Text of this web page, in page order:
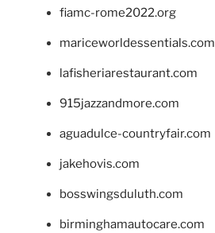
fiamc-rome2022.org
mariceworldessentials.com
lafisheriarestaurant.com
915jazzandmore.com
aguadulce-countryfair.com
jakehovis.com
bosswingsduluth.com
birminghamautocare.com